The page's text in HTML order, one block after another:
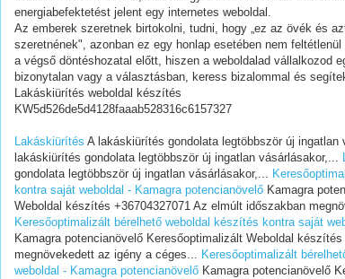
energiabefektetést jelent egy internetes weboldal.
Az emberek szeretnek birtokolni, tudni, hogy „ez az övék és
szeretnének", azonban ez egy honlap esetében nem
a végső döntéshozatal előtt, hiszen a weboldalad vállalkozod
bizonytalan vagy a választásban, keress bizalommal és
Lakáskiürítés weboldal készítés
KW5d526de5d4128faaab528316c6157327
Lakáskiürítés A lakáskiürítés gondolata legtöbbször új ingatlan
lakáskiürítés gondolata legtöbbször új ingatlan vásárlásakor,...
gondolata legtöbbször új ingatlan vásárlásakor,...
kontra saját weboldal - Kamagra potencianövelő Kamagra
Weboldal készítés +36704327071 Az elmúlt időszakban
Keresőoptimalizált bérelhető weboldal készítés kontra saját
Kamagra potencianövelő Keresőoptimalizált Weboldal
megnövekedett az igény a céges... Keresőoptimalizált
weboldal - Kamagra potencianövelő Kamagra potencianövelő